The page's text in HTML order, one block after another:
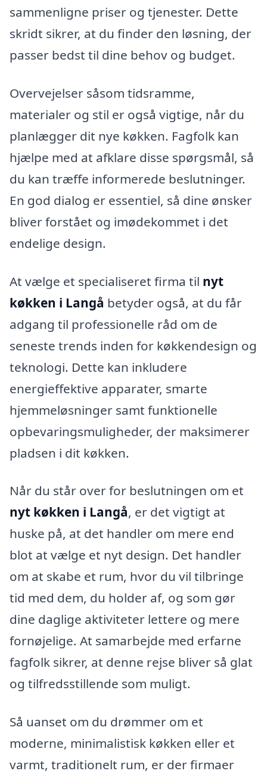
sammenligne priser og tjenester. Dette
skridt sikrer, at du finder den løsning, der
passer bedst til dine behov og budget.
Overvejelser såsom tidsramme,
materialer og stil er også vigtige, når du
planlægger dit nye køkken. Fagfolk kan
hjælpe med at afklare disse spørgsmål, så
du kan træffe informerede beslutninger.
En god dialog er essentiel, så dine ønsker
bliver forstået og imødekommet i det
endelige design.
At vælge et specialiseret firma til nyt
køkken i Langå betyder også, at du får
adgang til professionelle råd om de
seneste trends inden for køkkendesign og
teknologi. Dette kan inkludere
energieffektive apparater, smarte
hjemmeløsninger samt funktionelle
opbevaringsmuligheder, der maksimerer
pladsen i dit køkken.
Når du står over for beslutningen om et
nyt køkken i Langå, er det vigtigt at
huske på, at det handler om mere end
blot at vælge et nyt design. Det handler
om at skabe et rum, hvor du vil tilbringe
tid med dem, du holder af, og som gør
dine daglige aktiviteter lettere og mere
fornøjelige. At samarbejde med erfarne
fagfolk sikrer, at denne rejse bliver så glat
og tilfredsstillende som muligt.
Så uanset om du drømmer om et
moderne, minimalistisk køkken eller et
varmt, traditionelt rum, er der firmaer